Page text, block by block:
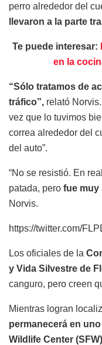
perro alrededor del
llevaron a la parte
Te puede interesar:
en la
“Sólo tratamos de
tráfico”, relató
vez que lo tuvimos
correa alrededor del
del auto”.
“No se resistió. En
patada, pero fue muy
Norvis.
https://twitter.com/
Los oficiales de la
y Vida Silvestre de
canguro, pero creen
Mientras logran
permanecerá en
Wildlife Center